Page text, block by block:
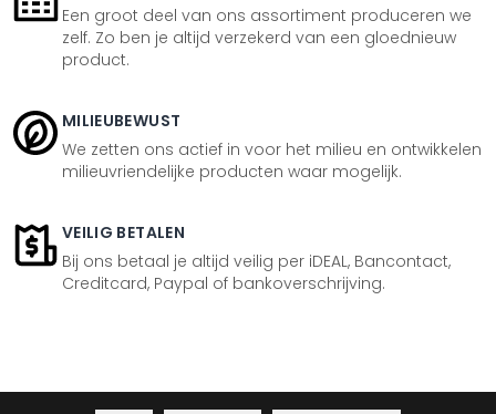
Een groot deel van ons assortiment produceren we
zelf. Zo ben je altijd verzekerd van een gloednieuw
product.
MILIEUBEWUST
We zetten ons actief in voor het milieu en ontwikkelen
milieuvriendelijke producten waar mogelijk.
VEILIG BETALEN
Bij ons betaal je altijd veilig per iDEAL, Bancontact,
Creditcard, Paypal of bankoverschrijving.